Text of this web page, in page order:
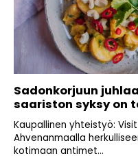
Sadonkorjuun
saariston syksy on
Kaupallinen yhteistyö:
Ahvenanmaalla
kotimaan antimet...